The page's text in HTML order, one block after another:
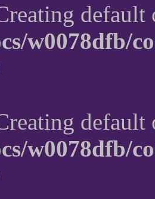
w0078dfb/
w0078dfb/